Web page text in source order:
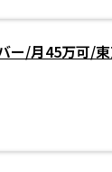
ー/月45万可/